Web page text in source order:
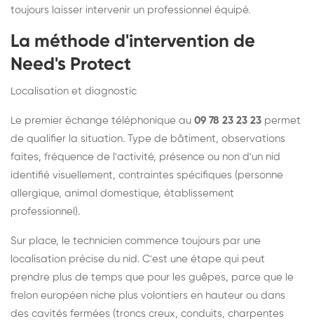
toujours laisser intervenir un professionnel équipé.
La méthode d'intervention de
Need's Protect
Localisation et diagnostic
Le premier échange téléphonique au 09 78 23 23 23 permet
de qualifier la situation. Type de bâtiment, observations
faites, fréquence de l'activité, présence ou non d'un nid
identifié visuellement, contraintes spécifiques (personne
allergique, animal domestique, établissement
professionnel).
Sur place, le technicien commence toujours par une
localisation précise du nid. C'est une étape qui peut
prendre plus de temps que pour les guêpes, parce que le
frelon européen niche plus volontiers en hauteur ou dans
des cavités fermées (troncs creux, conduits, charpentes